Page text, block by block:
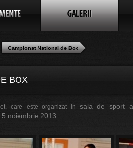
Campionat National de Box
BOX
care este organizat in
sala de sport a
noiembrie 2013.